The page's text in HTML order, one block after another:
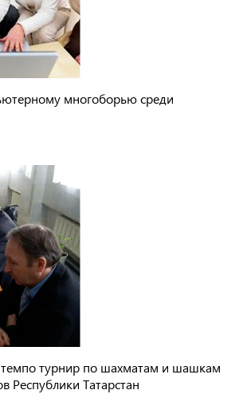
многоборью среди
темпо турнир по шахматам и шашкам
Республики Татарстан